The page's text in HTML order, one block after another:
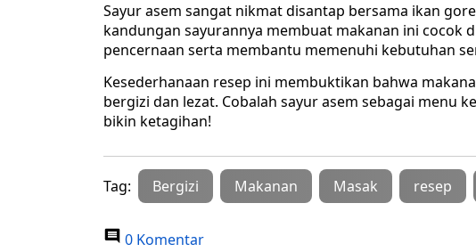
Sayur asem sangat nikmat disantap bersama ikan
kandungan sayurannya membuat makanan ini cocok
pencernaan serta membantu memenuhi kebutuhan
Kesederhanaan resep ini membuktikan bahwa
bergizi dan lezat. Cobalah sayur asem sebagai menu
bikin ketagihan!
Tag: Bergizi Makanan Masak resep
0 Komentar